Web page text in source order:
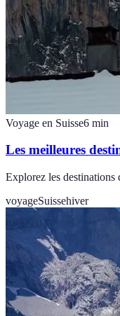
Voyage en Suisse6 min
Les meilleures
Explorez les destinations
voyageSuissehiver